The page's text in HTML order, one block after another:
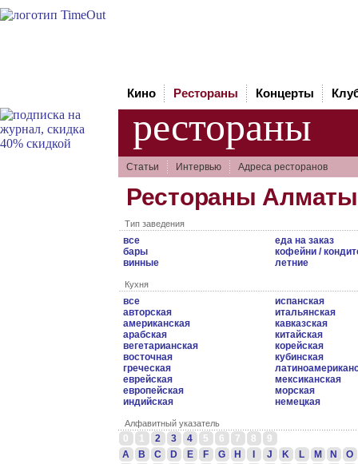
Кино Рестораны Концерты
рестораны
Статьи Интервью Адреса ресторанов
Рестораны Алматы
Тип заведения
все
бары
винные
еда на заказ
кофейни /
летние
Кухня
все
авторская
американская
арабская
вегетарианская
восточная
греческая
еврейская
европейская
индийская
испанская
итальянская
кавказская
китайская
корейская
кубинская
мексиканская
морская
немецкая
Алфавитный указатель
0 1 2 3 4 5 6 7 8
9
A
B C D E F G H J K L M N
O